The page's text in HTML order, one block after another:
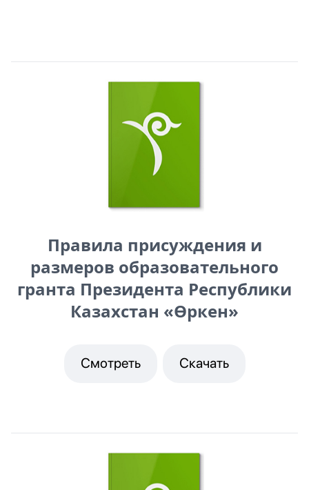
Правила присуждения и
размеров образовательного
гранта Президента Республики
Казахстан «Өркен»
Смотреть Скачать